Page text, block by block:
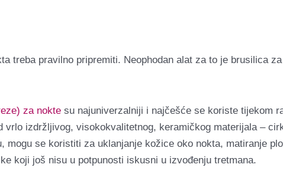
treba pravilno pripremiti. Neophodan alat za to je brusilica
za nokte su najuniverzalniji i najčešće se koriste tijekom
vrlo izdržljivog, visokokvalitetnog, keramičkog materijala –
mogu se koristiti za uklanjanje kožice oko nokta, matiranje
koji još nisu u potpunosti iskusni u izvođenju tretmana.